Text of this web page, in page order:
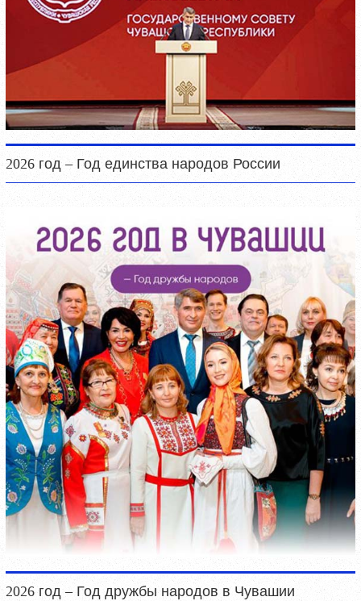
2026 год – Год единства народов России
2026 год – Год дружбы народов в Чувашии